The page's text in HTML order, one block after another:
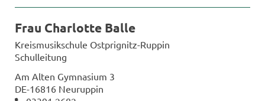
Frau Char­lot­te Balle
Kreis­mu­sik­schu­le Ostprignitz-​Ruppin
Schul­lei­tung
Am Alten Gym­na­si­um 3
DE-​16816 Neu­rup­pin